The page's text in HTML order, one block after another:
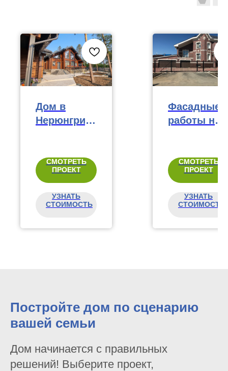
Дом в
Нерюнгри,
СМОТРЕТЬ
ПРОЕКТ
УЗНАТЬ
СТОИМОСТЬ
Фасадные
работы на
СМОТРЕТЬ
ПРОЕКТ
УЗНАТЬ
СТОИМОСТЬ
Постройте дом по сценарию
вашей семьи
Дом начинается с правильных
решений! Выберите проект,